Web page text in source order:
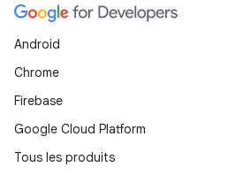
Android
Chrome
Firebase
Google Cloud Platform
Tous les produits